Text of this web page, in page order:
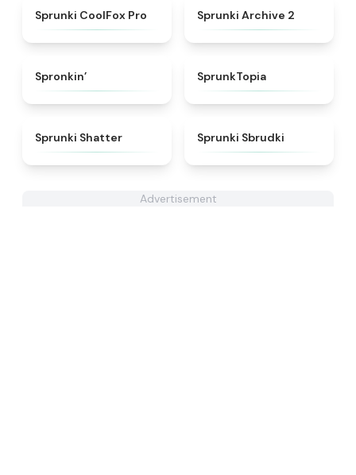
★
Sprunki CoolFox Pro ★
Sprunki Archive 2
Spronkin’ SprunkTopia
Sprunki Shatter Sprunki Sbrudki
Advertisement